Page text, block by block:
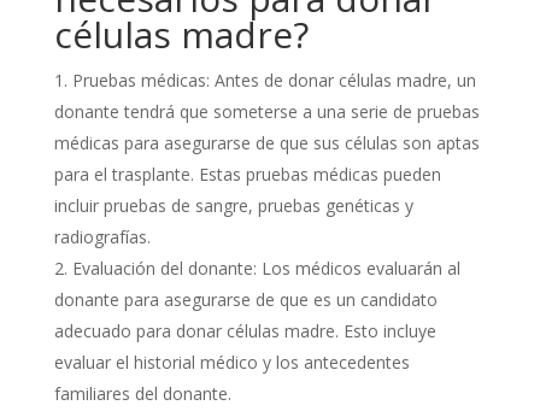
células madre?
Pruebas médicas: Antes de donar células madre, un
donante tendrá que someterse a una serie de pruebas
médicas para asegurarse de que sus células son aptas
para el trasplante. Estas pruebas médicas pueden
incluir pruebas de sangre, pruebas genéticas y
radiografías.
Evaluación del donante: Los médicos evaluarán al
donante para asegurarse de que es un candidato
adecuado para donar células madre. Esto incluye
evaluar el historial médico y los antecedentes
familiares del donante.